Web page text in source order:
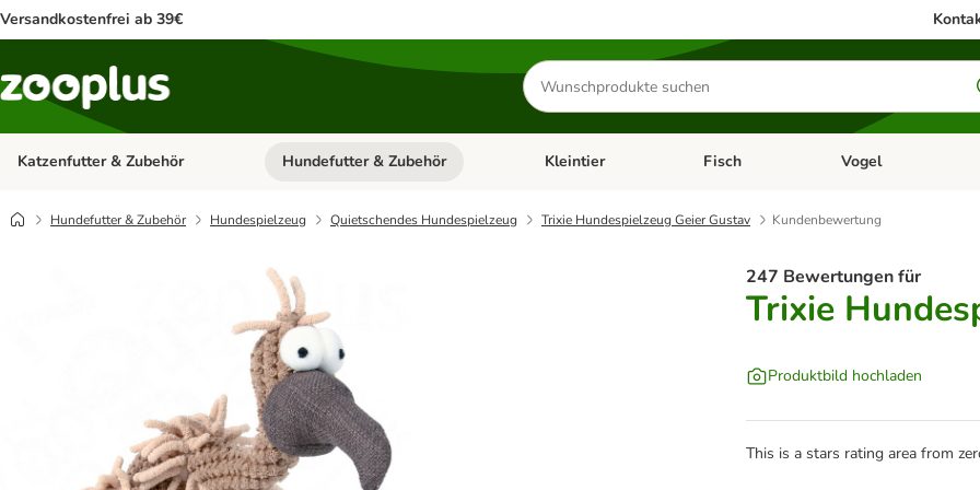
Versandkostenfrei ab 39€
Produkte
suchen
Katzenfutter & Zubehör Kategorie-Menü öffnen: Katzenfutter & Zubehör
Hundefutter & Zubehör Kategorie-Menü öffnen: Hundefutter & Zubehör
Kleintier Kategorie-Menü öffnen: Kleintier
Fisch Kategorie-Menü
Vogel
Hundefutter & Zubehör Hundespielzeug Quietschendes Hundespielzeug Trixie Hundespielzeug Geier Gustav Kundenbewertung
247 Bewertungen für
Trixie
Produktbild hochladen
This is a stars rating area from